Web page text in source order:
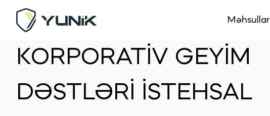
Məhsullar
KORPORATİV GEYİM
DƏSTLƏRİ İSTEHSAL